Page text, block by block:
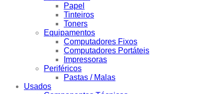
Papel
Tinteiros
Toners
Equipamentos
Computadores Fixos
Computadores Portáteis
Impressoras
Periféricos
Pastas / Malas
Usados